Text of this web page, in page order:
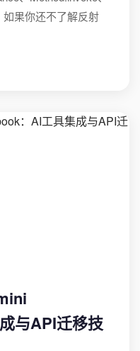
果你还不了解反射
与API迁移技